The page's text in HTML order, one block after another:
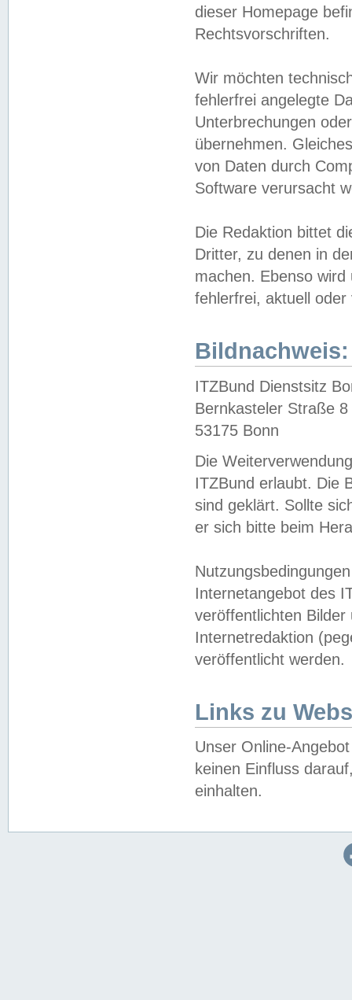
dieser Homepage
Rechtsvorschriften.
Wir möchten
fehlerfrei angelegte
Unterbrechungen
übernehmen.
von Daten durch
Software verursacht
Die Redaktion bittet
Dritter, zu denen in
machen. Ebenso
fehlerfrei, aktuell oder
Bildnachweis:
ITZBund Dienstsitz
Bernkasteler Straße 8
53175 Bonn
Die
ITZBund erlaubt. Die
sind geklärt. Sollte
er sich bitte beim
Internetangebot des
veröffentlichten
Internetredaktion
veröffentlicht werden.
Links zu
Unser Online-
keinen Einfluss
einhalten.